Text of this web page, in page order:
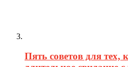
Пять советов для тех,